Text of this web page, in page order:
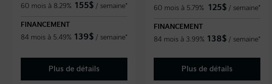
60 mois à 8.29% 155$ / semaine*
FINANCEMENT
84 mois à 5.49% 139$ / semaine*
Plus de détails
60 mois à 5.79% 125$ / semaine*
FINANCEMENT
84 mois à 3.99% 138$ / semaine*
Plus de détails